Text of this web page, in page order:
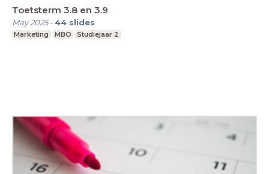
Toetsterm 3.8 en 3.9
May 2025- 44 slides
Marketing MBO Studiejaar 2